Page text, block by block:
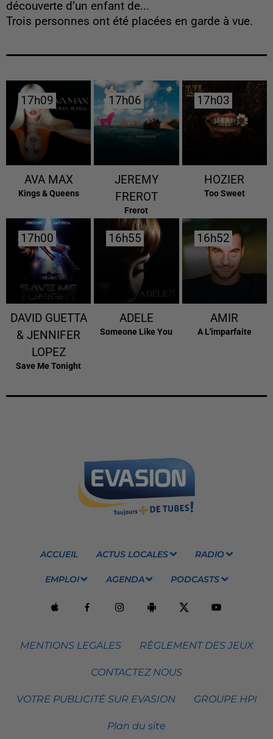
découverte d’un enfant de...
Trois personnes ont été placées en garde à vue.
17h09
17h09
AVA MAX
Kings & Queens
17h06
17h06
JEREMY
FREROT
Frerot
17h03
17h03
HOZIER
Too Sweet
17h00
17h00
DAVID GUETTA
& JENNIFER
LOPEZ
Save Me Tonight
16h55
16h55
ADELE
Someone Like You
16h52
16h52
AMIR
A L'imparfaite
ACCUEIL ACTUS LOCALES RADIO
EMPLOI AGENDA PODCASTS
MENTIONS LEGALES RÈGLEMENT DES JEUX
CONTACTEZ NOUS
VOTRE PUBLICITÉ SUR EVASION GROUPE HPI
Plan du site